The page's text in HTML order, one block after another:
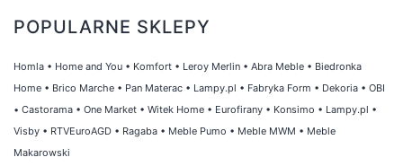
POPULARNE SKLEPY
Homla • Home and You • Komfort • Leroy Merlin • Abra Meble • Biedronka
Home • Brico Marche • Pan Materac • Lampy.pl • Fabryka Form • Dekoria • OBI
• Castorama • One Market • Witek Home • Eurofirany • Konsimo • Lampy.pl •
Visby • RTVEuroAGD • Ragaba • Meble Pumo • Meble MWM • Meble
Makarowski